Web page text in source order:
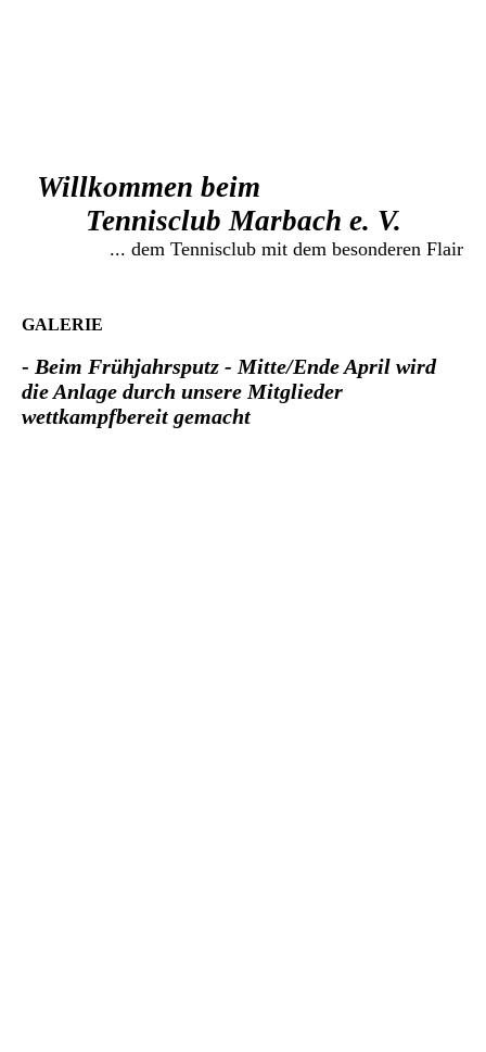
Willkommen beim
Tennisclub Marbach e. V.
... dem Tennisclub mit dem besonderen Flair
GALERIE
- Beim Frühjahrsputz - Mitte/Ende April wird
die Anlage durch unsere Mitglieder
wettkampfbereit gemacht